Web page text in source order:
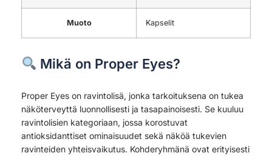
Muoto Kapselit
Mikä on Proper Eyes?
Proper Eyes on ravintolisä, jonka tarkoituksena on tukea
näköterveyttä luonnollisesti ja tasapainoisesti. Se kuuluu
ravintolisien kategoriaan, jossa korostuvat
antioksidanttiset ominaisuudet sekä näköä tukevien
ravinteiden yhteisvaikutus. Kohderyhmänä ovat erityisesti